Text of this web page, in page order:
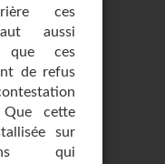
ces
aussi
que ces
de refus
cette
sur
qui